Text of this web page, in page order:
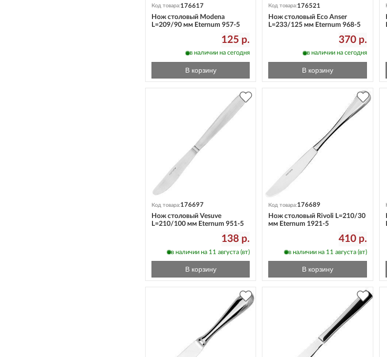
Код товара:176617
Нож столовый Modena
L=209/90 мм Eternum 957-5
125 р.
в наличии на сегодня
В корзину
Код товара:176521
Нож столовый Eco Anser
L=233/125 мм Eternum 968-5
370 р.
в наличии на сегодня
В корзину
Код товара:176697
Нож столовый Vesuve
L=210/100 мм Eternum 951-5
138 р.
в наличии на 11 августа (вт)
В корзину
Код товара:176689
Нож столовый Rivoli L=210/30
мм Eternum 1921-5
410 р.
в наличии на 11 августа (вт)
В корзину